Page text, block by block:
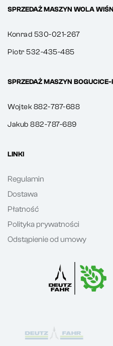
SPRZEDAŻ MASZYN WOLA
Konrad 530-021-267
Piotr 532-435-485
SPRZEDAŻ MASZYN
Wojtek 882-787-688
Jakub 882-787-689
LINKI
Regulamin
Dostawa
Płatność
Polityka prywatności
Odstąpienie od umowy